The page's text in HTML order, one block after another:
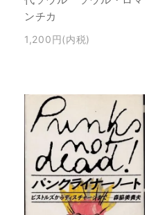
ンチカ
1,200円(内税)